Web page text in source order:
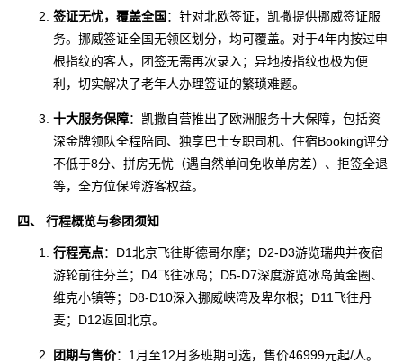
签证无忧，覆盖全国 ：针对北欧签证，凯撒提供挪威签证服
务。挪威签证全国无领区划分，均可覆盖。对于4年内按过申
根指纹的客人，团签无需再次录入；异地按指纹也极为便
利，切实解决了老年人办理签证的繁琐难题。
十大服务保障：凯撒自营推出了欧洲服务十大保障，包括资
深金牌领队全程陪同、独享巴士专职司机、住宿Booking评分
不低于8分、拼房无忧（遇自然单间免收单房差）、拒签全退
等，全方位保障游客权益。
四、 行程概览与参团须知
行程亮点：D1北京飞往斯德哥尔摩；D2-D3游览瑞典并夜宿
游轮前往芬兰；D4飞往冰岛；D5-D7深度游览冰岛黄金圈、
维克小镇等；D8-D10深入挪威峡湾及卑尔根；D11飞往丹
麦；D12返回北京。
团期与售价：1月至12月多班期可选，售价46999元起/人。